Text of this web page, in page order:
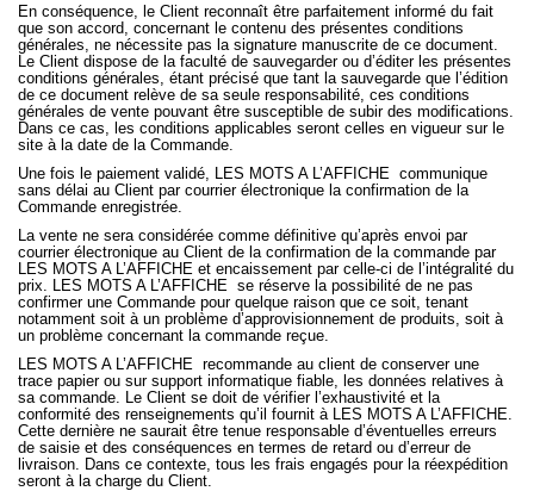
En conséquence, le Client reconnaît être parfaitement informé du fait
que son accord, concernant le contenu des présentes conditions
générales, ne nécessite pas la signature manuscrite de ce document.
Le Client dispose de la faculté de sauvegarder ou d’éditer les présentes
conditions générales, étant précisé que tant la sauvegarde que l’édition
de ce document relève de sa seule responsabilité, ces conditions
générales de vente pouvant être susceptible de subir des modifications.
Dans ce cas, les conditions applicables seront celles en vigueur sur le
site à la date de la Commande.
Une fois le paiement validé, LES MOTS A L’AFFICHE communique
sans délai au Client par courrier électronique la confirmation de la
Commande enregistrée.
La vente ne sera considérée comme définitive qu’après envoi par
courrier électronique au Client de la confirmation de la commande par
LES MOTS A L’AFFICHE et encaissement par celle-ci de l’intégralité du
prix. LES MOTS A L’AFFICHE se réserve la possibilité de ne pas
confirmer une Commande pour quelque raison que ce soit, tenant
notamment soit à un problème d’approvisionnement de produits, soit à
un problème concernant la commande reçue.
LES MOTS A L’AFFICHE recommande au client de conserver une
trace papier ou sur support informatique fiable, les données relatives à
sa commande. Le Client se doit de vérifier l’exhaustivité et la
conformité des renseignements qu’il fournit à LES MOTS A L’AFFICHE.
Cette dernière ne saurait être tenue responsable d’éventuelles erreurs
de saisie et des conséquences en termes de retard ou d’erreur de
livraison. Dans ce contexte, tous les frais engagés pour la réexpédition
seront à la charge du Client.